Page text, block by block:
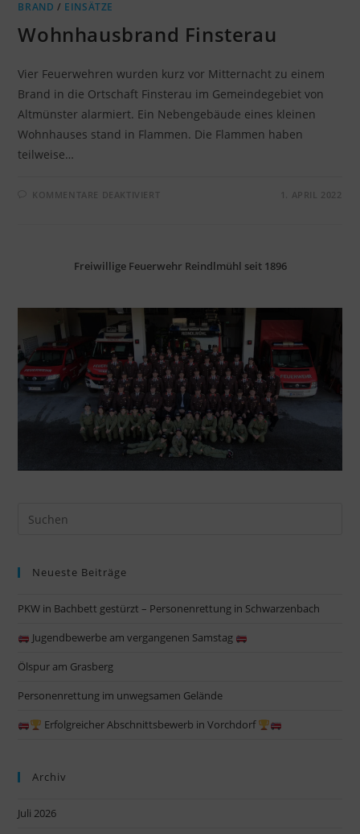
BRAND / EINSÄTZE
Wohnhausbrand Finsterau
Vier Feuerwehren wurden kurz vor Mitternacht zu einem
Brand in die Ortschaft Finsterau im Gemeindegebiet von
Altmünster alarmiert. Ein Nebengebäude eines kleinen
Wohnhauses stand in Flammen. Die Flammen haben
teilweise…
KOMMENTARE DEAKTIVIERTFÜR 1. APRIL 2022
Freiwillige Feuerwehr Reindlmühl seit 1896
Neueste Beiträge
PKW in Bachbett gestürzt – Personenrettung in Schwarzenbach
Jugendbewerbe am vergangenen Samstag
Ölspur am Grasberg
Personenrettung im unwegsamen Gelände
Erfolgreicher Abschnittsbewerb in Vorchdorf
Archiv
Juli 2026